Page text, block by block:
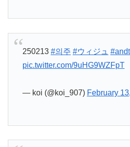
250213 #의주 #ウィジュ
pic.twitter.com/9uHG9WZFpT
— koi (@koi_907) February